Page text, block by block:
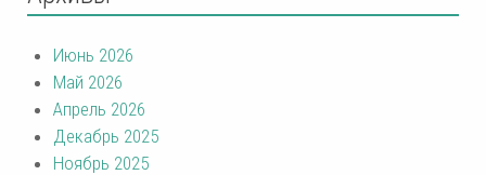
Июнь 2026
Май 2026
Апрель 2026
Декабрь 2025
Ноябрь 2025